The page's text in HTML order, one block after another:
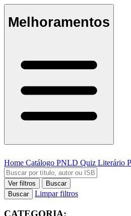
Melhoramentos
Home Catálogo PNLD Quiz Literário
Ver filtros
Buscar
Buscar
Limpar filtros